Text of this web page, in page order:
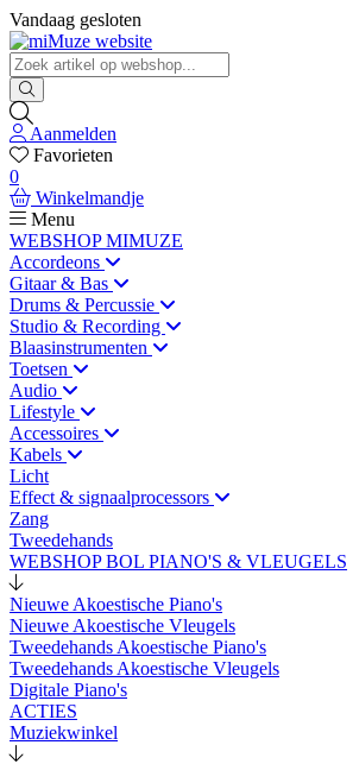
Vandaag gesloten
Aanmelden
Favorieten
0
Winkelmandje
Menu
WEBSHOP MIMUZE
Accordeons
Gitaar & Bas
Drums & Percussie
Studio & Recording
Blaasinstrumenten
Toetsen
Audio
Lifestyle
Accessoires
Kabels
Licht
Effect & signaalprocessors
Zang
Tweedehands
WEBSHOP BOL PIANO'S & VLEUGELS
Nieuwe Akoestische Piano's
Nieuwe Akoestische Vleugels
Tweedehands Akoestische Piano's
Tweedehands Akoestische Vleugels
Digitale Piano's
ACTIES
Muziekwinkel